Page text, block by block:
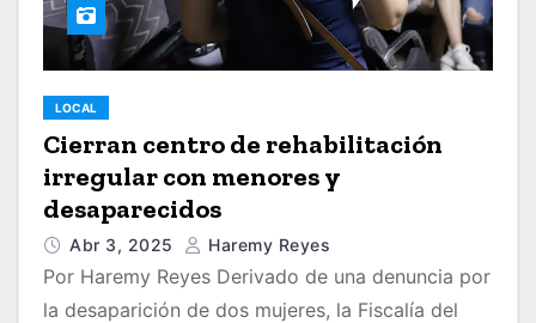
LOCAL
Cierran centro de rehabilitación
irregular con menores y
desaparecidos
Abr 3, 2025 Haremy Reyes
Por Haremy Reyes Derivado de una denuncia por
la desaparición de dos mujeres, la Fiscalía del